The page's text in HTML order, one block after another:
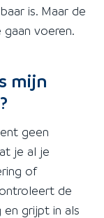
is. Maar de
voeren.
mijn
geen
je al je
of
de
grijpt in als